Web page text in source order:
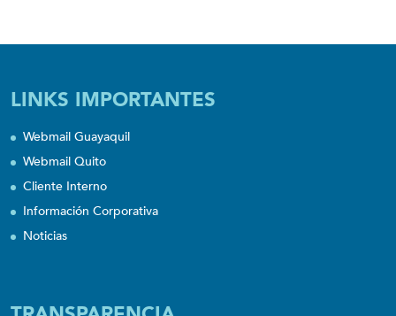
LINKS IMPORTANTES
Webmail Guayaquil
Webmail Quito
Cliente Interno
Información Corporativa
Noticias